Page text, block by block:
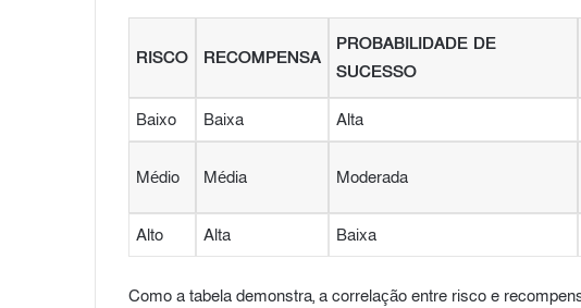
RISCO RECOMPENSA
PROBABILIDADE DE
SUCESSO
Baixo Baixa Alta
Médio Média Moderada
Alto
Alta Baixa
Como a tabela demonstra, a correlação entre risco e